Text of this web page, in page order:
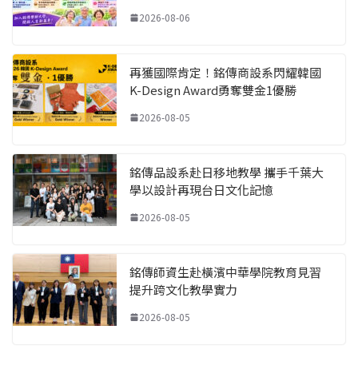
2026-08-06
再獲國際肯定！銘傳商設系閃耀韓國
K-Design Award勇奪雙金1優勝
2026-08-05
銘傳品設系赴日移地教學 攜手千葉大
學以設計再現台日文化記憶
2026-08-05
銘傳師資生赴橫濱中華學院教育見習
提升跨文化教學實力
2026-08-05